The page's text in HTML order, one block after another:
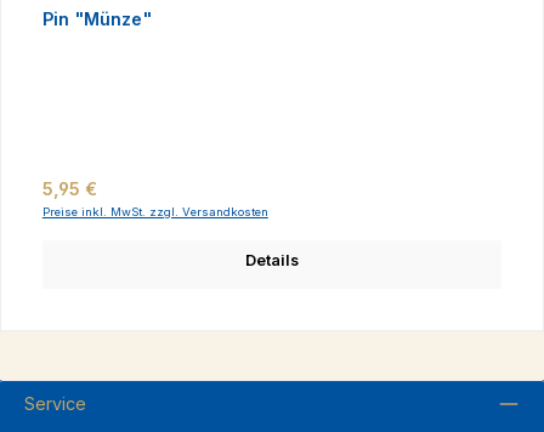
Pin "Münze"
Regulärer Preis:
5,95 €
Preise inkl. MwSt. zzgl. Versandkosten
Details
Service